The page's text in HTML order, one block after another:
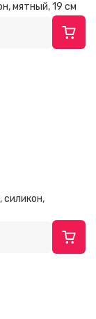
мятный, 19 см
силикон,